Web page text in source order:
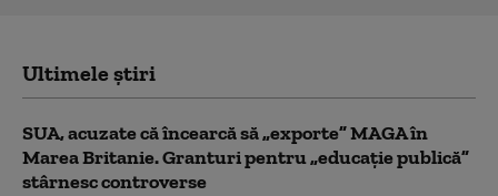
Ultimele știri
SUA, acuzate că încearcă să „exporte” MAGA în
Marea Britanie. Granturi pentru „educație publică”
stârnesc controverse